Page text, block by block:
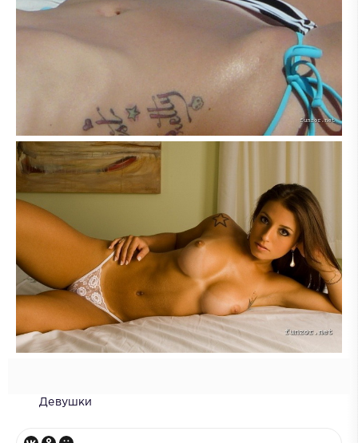
Девушки